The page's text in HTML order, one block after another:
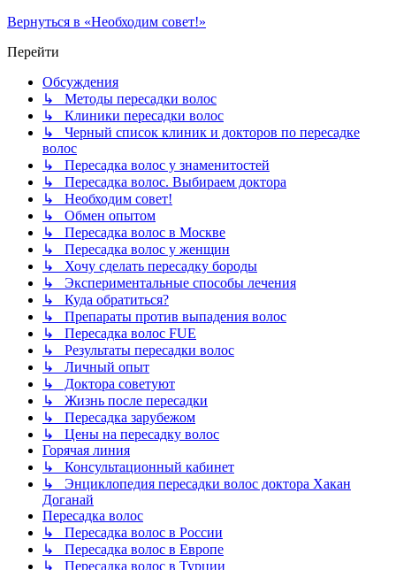
Вернуться в «Необходим совет!»
Перейти
Обсуждения
↳ Методы пересадки волос
↳ Клиники пересадки волос
↳ Черный список клиник и докторов по пересадке
волос
↳ Пересадка волос у знаменитостей
↳ Пересадка волос. Выбираем доктора
↳ Необходим совет!
↳ Обмен опытом
↳ Пересадка волос в Москве
↳ Пересадка волос у женщин
↳ Хочу сделать пересадку бороды
↳ Экспериментальные способы лечения
↳ Куда обратиться?
↳ Препараты против выпадения волос
↳ Пересадка волос FUE
↳ Результаты пересадки волос
↳ Личный опыт
↳ Доктора советуют
↳ Жизнь после пересадки
↳ Пересадка зарубежом
↳ Цены на пересадку волос
Горячая линия
↳ Консультационный кабинет
↳ Энциклопедия пересадки волос доктора Хакан
Доганай
Пересадка волос
↳ Пересадка волос в России
↳ Пересадка волос в Европе
↳ Пересадка волос в Турции